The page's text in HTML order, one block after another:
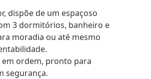
dispõe de um espaçoso
3 dormitórios, banheiro e
moradia ou até mesmo
ordem, pronto para
segurança.